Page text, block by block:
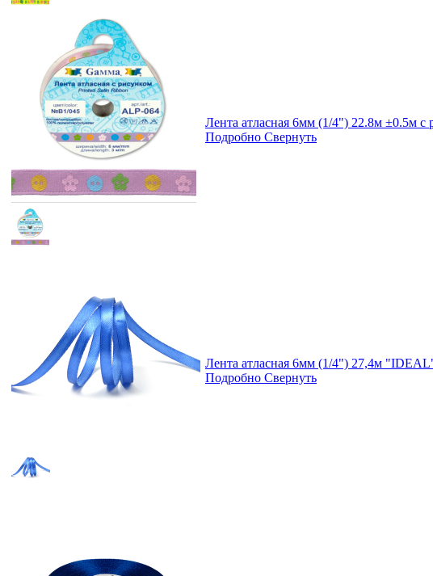
Лента атласная 6мм (1/4") 22.8м ±0.5м
Подробно Свернуть
Лента атласная 6мм (1/4") 27,4м
Подробно Свернуть